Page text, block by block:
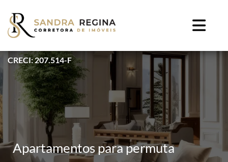
CRECI: 207.514-F
Apartamentos para permuta